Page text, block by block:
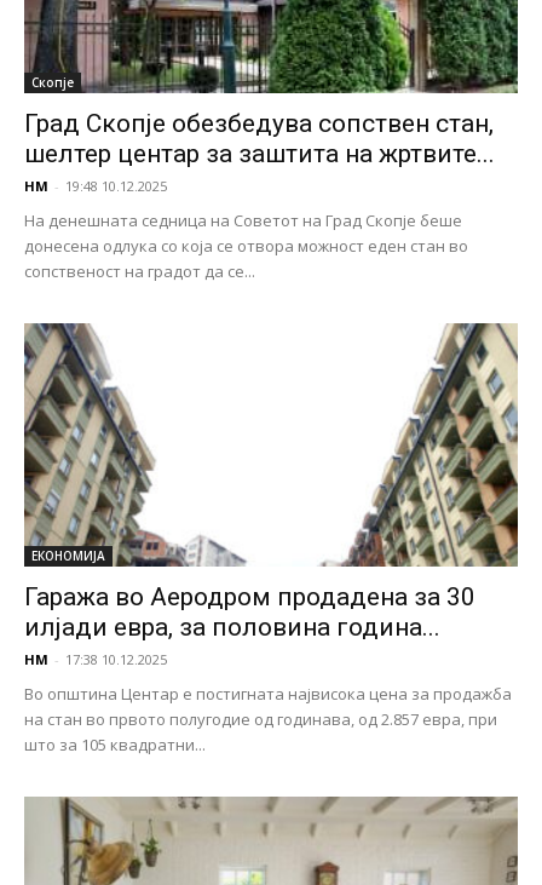
Скопје
Град Скопје обезбедува сопствен стан,
шелтер центар за заштита на жртвите...
НМ - 19:48 10.12.2025
На денешната седница на Советот на Град Скопје беше
донесена одлука со која се отвора можност еден стан во
сопственост на градот да се...
ЕКОНОМИЈА
Гаража во Аеродром продадена за 30
илјади евра, за половина година...
НМ - 17:38 10.12.2025
Во општина Центар е постигната највисока цена за продажба
на стан во првото полугодие од годинава, од 2.857 евра, при
што за 105 квадратни...